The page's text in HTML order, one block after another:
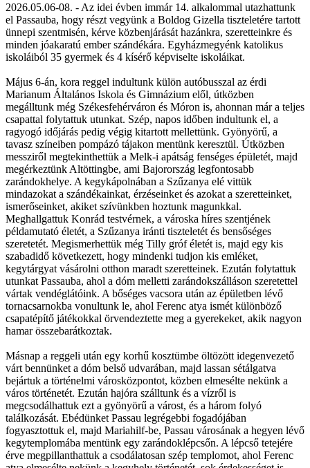
2026.05.06-08. - Az idei évben immár 14. alkalommal utazhattunk
el Passauba, hogy részt vegyünk a Boldog Gizella tiszteletére tartott
ünnepi szentmisén, kérve közbenjárását hazánkra, szeretteinkre és
minden jóakaratú ember szándékára. Egyházmegyénk katolikus
iskoláiból 35 gyermek és 4 kísérő képviselte iskoláikat.
Május 6-án, kora reggel indultunk külön autóbusszal az érdi
Marianum Általános Iskola és Gimnázium elől, útközben
megálltunk még Székesfehérváron és Móron is, ahonnan már a teljes
csapattal folytattuk utunkat. Szép, napos időben indultunk el, a
ragyogó időjárás pedig végig kitartott mellettünk. Gyönyörű, a
tavasz színeiben pompázó tájakon mentünk keresztül. Útközben
messziről megtekinthettük a Melk-i apátság fenséges épületét, majd
megérkeztünk Altöttingbe, ami Bajorország legfontosabb
zarándokhelye. A kegykápolnában a Szűzanya elé vittük
mindazokat a szándékainkat, érzéseinket és azokat a szeretteinket,
ismerőseinket, akiket szívünkben hoztunk magunkkal.
Meghallgattuk Konrád testvérnek, a városka híres szentjének
példamutató életét, a Szűzanya iránti tiszteletét és bensőséges
szeretetét. Megismerhettük még Tilly gróf életét is, majd egy kis
szabadidő következett, hogy mindenki tudjon kis emléket,
kegytárgyat vásárolni otthon maradt szeretteinek. Ezután folytattuk
utunkat Passauba, ahol a dóm melletti zarándokszálláson szeretettel
vártak vendéglátóink. A bőséges vacsora után az épületben lévő
tornacsarnokba vonultunk le, ahol Ferenc atya ismét különböző
csapatépítő játékokkal örvendeztette meg a gyerekeket, akik nagyon
hamar összebarátkoztak.
Másnap a reggeli után egy korhű kosztümbe öltözött idegenvezető
várt bennünket a dóm belső udvarában, majd lassan sétálgatva
bejártuk a történelmi városközpontot, közben elmesélte nekünk a
város történetét. Ezután hajóra szálltunk és a vízről is
megcsodálhattuk ezt a gyönyörű a várost, és a három folyó
találkozását. Ebédünket Passau legrégebbi fogadójában
fogyasztottuk el, majd Mariahilf-be, Passau városának a hegyen lévő
kegytemplomába mentünk egy zarándoklépcsőn. A lépcső tetejére
érve megpillanthattuk a csodálatosan szép templomot, ahol Ferenc